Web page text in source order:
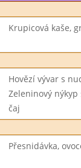
Krupicová kaše,
Hovězí vývar s
Zeleninový
čaj
Přesnidávka,